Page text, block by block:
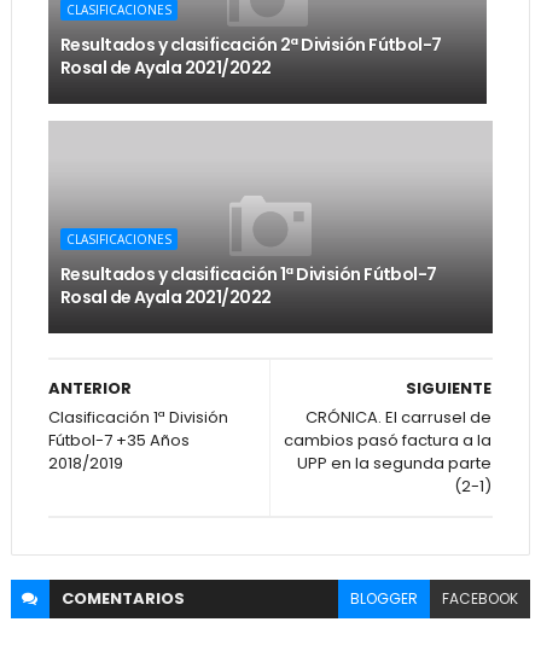
CLASIFICACIONES
Resultados y clasificación 2ª División Fútbol-7
Rosal de Ayala 2021/2022
CLASIFICACIONES
Resultados y clasificación 1ª División Fútbol-7
Rosal de Ayala 2021/2022
SIGUIENTE
CRÓNICA. El carrusel de
cambios pasó factura a la
UPP en la segunda parte
(2-1)
ANTERIOR
Clasificación 1ª División
Fútbol-7 +35 Años
2018/2019
COMENTARIOS BLOGGER FACEBOOK